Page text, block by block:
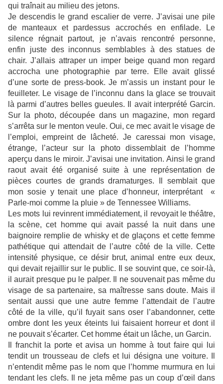
qui traînait au milieu des jetons.
Je descendis le grand escalier de verre. J’avisai une pile
de manteaux et pardessus accrochés en enfilade. Le
silence régnait partout, je n’avais rencontré personne,
enfin juste des inconnus semblables à des statues de
chair. J’allais attraper un imper beige quand mon regard
accrocha une photographie par terre. Elle avait glissé
d’une sorte de press-book. Je m’assis un instant pour le
feuilleter. Le visage de l’inconnu dans la glace se trouvait
là parmi d’autres belles gueules. Il avait interprété Garcin.
Sur la photo, découpée dans un magazine, mon regard
s’arrêta sur le menton veule. Oui, ce mec avait le visage de
l’emploi, empreint de lâcheté. Je caressai mon visage,
étrange, l’acteur sur la photo dissemblait de l’homme
aperçu dans le miroir. J’avisai une invitation. Ainsi le grand
raout avait été organisé suite à une représentation de
pièces courtes de grands dramaturges. Il semblait que
mon sosie y tenait une place d’honneur, interprétant «
Parle-moi comme la pluie » de Tennessee Williams.
Les mots lui revinrent immédiatement, il revoyait le théâtre,
la scène, cet homme qui avait passé la nuit dans une
baignoire remplie de whisky et de glaçons et cette femme
pathétique qui attendait de l’autre côté de la ville. Cette
intensité physique, ce désir brut, animal entre eux deux,
qui devait rejaillir sur le public. Il se souvint que, ce soir-là,
il aurait presque pu le palper. Il ne souvenait pas même du
visage de sa partenaire, sa maîtresse sans doute. Mais il
sentait aussi que une autre femme l’attendait de l’autre
côté de la ville, qu’il fuyait sans oser l’abandonner, cette
ombre dont les yeux éteints lui faisaient horreur et dont il
ne pouvait s’écarter. Cet homme était un lâche, un Garcin.
Il franchit la porte et avisa un homme à tout faire qui lui
tendit un trousseau de clefs et lui désigna une voiture. Il
n’entendit même pas le nom que l’homme murmura en lui
tendant les clefs. Il ne jeta même pas un coup d’œil dans